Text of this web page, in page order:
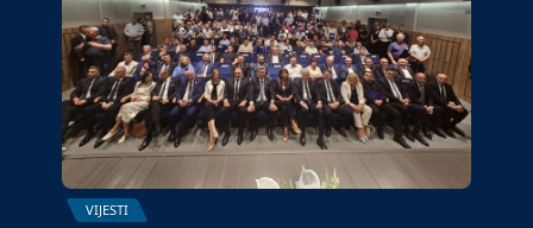
VIJESTI